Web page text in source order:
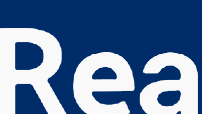
confidentialité, en garantissant la conformité avec